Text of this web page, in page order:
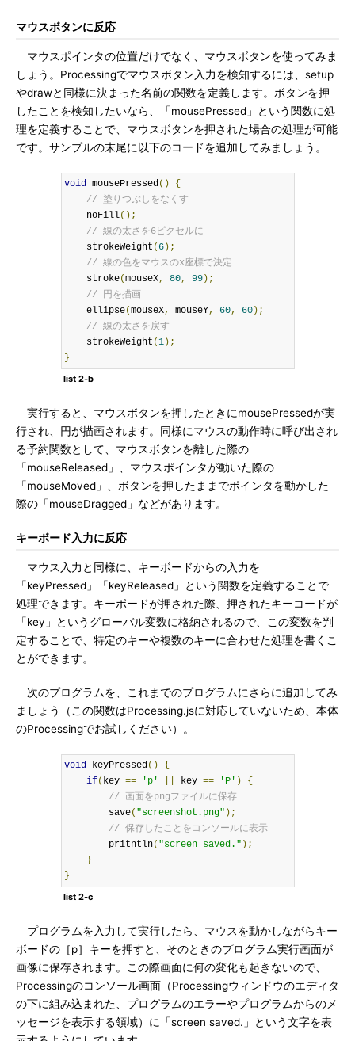
マウスボタンに反応
マウスポインタの位置だけでなく、マウスボタンを使ってみま
しょう。Processingでマウスボタン入力を検知するには、setup
やdrawと同様に決まった名前の関数を定義します。ボタンを押
したことを検知したいなら、「mousePressed」という関数に処
理を定義することで、マウスボタンを押された場合の処理が可能
です。サンプルの末尾に以下のコードを追加してみましょう。
void mousePressed()
{
// 塗りつぶしをなくす
    noFill
();
// 線の太さを6ピクセルに
    strokeWeight
( 6);
// 線の色をマウスのx座標で決定
    stroke
(mouseX, 80, 99);
// 円を描画
    ellipse
(mouseX, mouseY, 60, 60);
// 線の太さを戻す
    strokeWeight
(1);
}
list 2-b
実行すると、マウスボタンを押したときにmousePressedが実
行され、円が描画されます。同様にマウスの動作時に呼び出され
る予約関数として、マウスボタンを離した際の
「mouseReleased」、マウスポインタが動いた際の
「mouseMoved」、ボタンを押したままでポインタを動かした
際の「mouseDragged」などがあります。
キーボード入力に反応
マウス入力と同様に、キーボードからの入力を
「keyPressed」「keyReleased」という関数を定義することで
処理できます。キーボードが押された際、押されたキーコードが
「key」というグローバル変数に格納されるので、この変数を判
定することで、特定のキーや複数のキーに合わせた処理を書くこ
とができます。
次のプログラムを、これまでのプログラムにさらに追加してみ
ましょう（この関数はProcessing.jsに対応していないため、本体
のProcessingでお試しください）。
void keyPressed()
{
if( key == 'p' key == 'P' )
{
// 画面をpngファイルに保存
        save
( "screenshot.png" );
// 保存したことをコンソールに表示
        pritntln
( "screen saved." );
}
}
list 2-c
プログラムを入力して実行したら、マウスを動かしながらキー
ボードの［p］キーを押すと、そのときのプログラム実行画面が
画像に保存されます。この際画面に何の変化も起きないので、
Processingのコンソール画面（Processingウィンドウのエディタ
の下に組み込まれた、プログラムのエラーやプログラムからのメ
ッセージを表示する領域）に「screen saved.」という文字を表